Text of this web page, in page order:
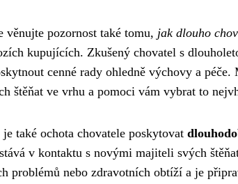
věnujte pozornost také tomu, jak dlouho
kupujících. Zkušený chovatel s
cenné rady ohledně výchovy a
štěňat ve vrhu a pomoci vám vybrat to
také ochota chovatele poskytovat
v kontaktu s novými majiteli svých
problémů nebo zdravotních obtíží a je